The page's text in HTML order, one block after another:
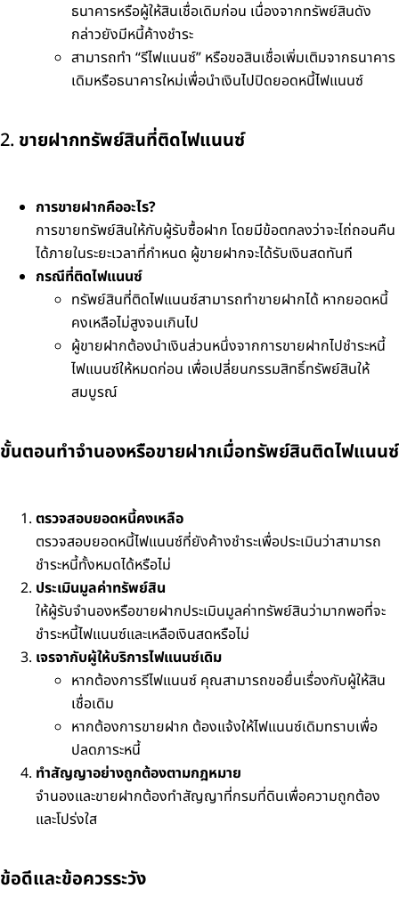
ธนาคารหรือผู้ให้สินเชื่อเดิมก่อน เนื่องจากทรัพย์สินดัง
กล่าวยังมีหนี้ค้างชำระ
สามารถทำ “รีไฟแนนซ์” หรือขอสินเชื่อเพิ่มเติมจากธนาคาร
เดิมหรือธนาคารใหม่เพื่อนำเงินไปปิดยอดหนี้ไฟแนนซ์
2. ขายฝากทรัพย์สินที่ติดไฟแนนซ์
การขายฝากคืออะไร?
การขายทรัพย์สินให้กับผู้รับซื้อฝาก โดยมีข้อตกลงว่าจะไถ่ถอนคืน
ได้ภายในระยะเวลาที่กำหนด ผู้ขายฝากจะได้รับเงินสดทันที
กรณีที่ติดไฟแนนซ์
ทรัพย์สินที่ติดไฟแนนซ์สามารถทำขายฝากได้ หากยอดหนี้
คงเหลือไม่สูงจนเกินไป
ผู้ขายฝากต้องนำเงินส่วนหนึ่งจากการขายฝากไปชำระหนี้
ไฟแนนซ์ให้หมดก่อน เพื่อเปลี่ยนกรรมสิทธิ์ทรัพย์สินให้
สมบูรณ์
ขั้นตอนทำจำนองหรือขายฝากเมื่อทรัพย์สินติดไฟแนนซ์
ตรวจสอบยอดหนี้คงเหลือ
ตรวจสอบยอดหนี้ไฟแนนซ์ที่ยังค้างชำระเพื่อประเมินว่าสามารถ
ชำระหนี้ทั้งหมดได้หรือไม่
ประเมินมูลค่าทรัพย์สิน
ให้ผู้รับจำนองหรือขายฝากประเมินมูลค่าทรัพย์สินว่ามากพอที่จะ
ชำระหนี้ไฟแนนซ์และเหลือเงินสดหรือไม่
เจรจากับผู้ให้บริการไฟแนนซ์เดิม
หากต้องการรีไฟแนนซ์ คุณสามารถขอยื่นเรื่องกับผู้ให้สิน
เชื่อเดิม
หากต้องการขายฝาก ต้องแจ้งให้ไฟแนนซ์เดิมทราบเพื่อ
ปลดภาระหนี้
ทำสัญญาอย่างถูกต้องตามกฎหมาย
จำนองและขายฝากต้องทำสัญญาที่กรมที่ดินเพื่อความถูกต้อง
และโปร่งใส
ข้อดีและข้อควรระวัง